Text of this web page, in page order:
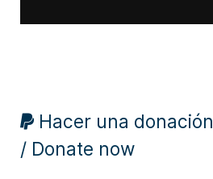
Hacer una donación
/ Donate now